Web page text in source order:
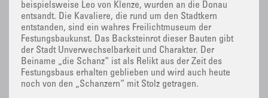
beispielsweise Leo von Klenze, wurden an die Donau
entsandt. Die Kavaliere, die rund um den Stadtkern
entstanden, sind ein wahres Freilichtmuseum der
Festungsbaukunst. Das Backsteinrot dieser Bauten gibt
der Stadt Unverwechselbarkeit und Charakter. Der
Beiname „die Schanz“ ist als Relikt aus der Zeit des
Festungsbaus erhalten geblieben und wird auch heute
noch von den „Schanzern“ mit Stolz getragen.